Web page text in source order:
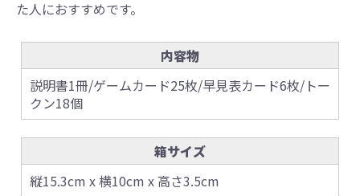
た人におすすめです。
内容物
説明書1冊/ゲームカード25枚/早見表カード6枚/トー
クン18個
箱サイズ
縦15.3cm x 横10cm x 高さ3.5cm